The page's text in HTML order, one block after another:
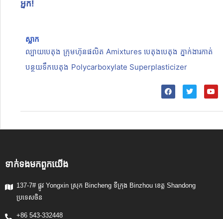
អ្នក!
ស្លាក
ល្បាយបេតុង ក្រុមហ៊ុនផលិត Amixtures បេតុងបេតុង ភ្នាក់ងារកាត់
បន្ថយទឹកបេតុង Polycarboxylate Superplasticizer
ទាក់ទង​មក​ពួក​យើង
137-7# ផ្លូវ Yongxin ស្រុក Bincheng ទីក្រុង Binzhou ខេត្ត Shandong
ប្រទេសចិន
+86 543-332448